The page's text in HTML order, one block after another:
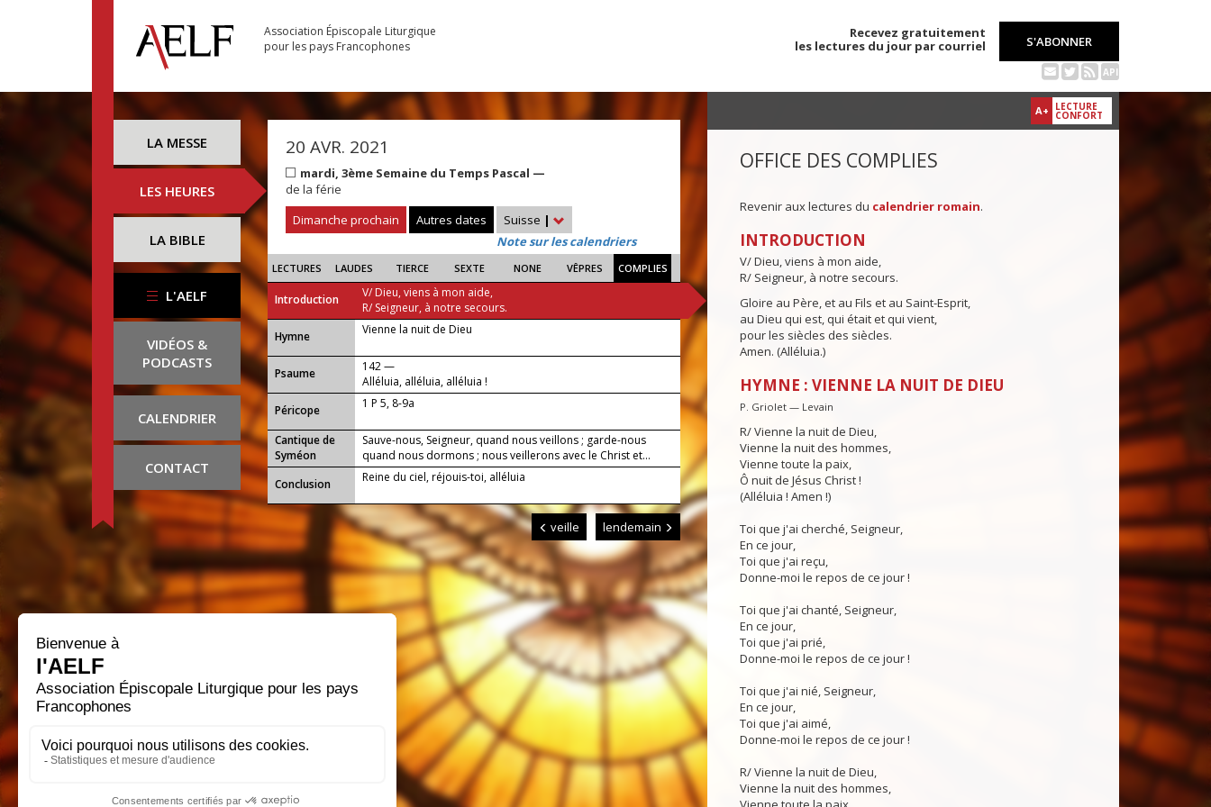
Association Épiscopale Liturgique
pour les pays Francophones
Recevez gratuitement
les lectures du jour par courriel
S'ABONNER
API
LA MESSE
LES HEURES
LA BIBLE
L'AELF
VIDÉOS &
PODCASTS
CALENDRIER
CONTACT
20 AVR. 2021
mardi, 3ème Semaine du Temps Pascal —
de la férie
Dimanche prochain
Autres dates Suisse |
Note sur les calendriers
LECTURES LAUDES TIERCE SEXTE NONE VÊPRES COMPLIES
Introduction
V/ Dieu, viens à mon aide,
R/ Seigneur, à notre secours.
...
Hymne Vienne la nuit de Dieu
Psaume
142 —
Alléluia, alléluia, alléluia !
Péricope
1 P 5, 8-9a
Cantique de
Syméon
Sauve-nous, Seigneur, quand nous veillons ; garde-nous
quand nous dormons ; nous veillerons avec le Christ et...
Conclusion
Reine du ciel, réjouis-toi, alléluia
veille lendemain
A+ LECTURE
CONFORT
OFFICE DES COMPLIES
Revenir aux lectures du calendrier romain.
INTRODUCTION
V/ Dieu, viens à mon aide,
R/ Seigneur, à notre secours.
Gloire au Père, et au Fils et au Saint-Esprit,
au Dieu qui est, qui était et qui vient,
pour les siècles des siècles.
Amen. (Alléluia.)
HYMNE : VIENNE LA NUIT DE DIEU
P. Griolet — Levain
R/ Vienne la nuit de Dieu,
Vienne la nuit des hommes,
Vienne toute la paix,
Ô nuit de Jésus Christ !
(Alléluia ! Amen !)
Toi que j'ai cherché, Seigneur,
En ce jour,
Toi que j'ai reçu,
Donne-moi le repos de ce jour !
Toi que j'ai chanté, Seigneur,
En ce jour,
Toi que j'ai prié,
Donne-moi le repos de ce jour !
Toi que j'ai nié, Seigneur,
En ce jour,
Toi que j'ai aimé,
Donne-moi le repos de ce jour !
R/ Vienne la nuit de Dieu,
Vienne la nuit des hommes,